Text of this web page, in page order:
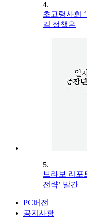
4.
초고령사회
길 정책은
5.
브라보 리포
전략’ 발간
PC버전
공지사항